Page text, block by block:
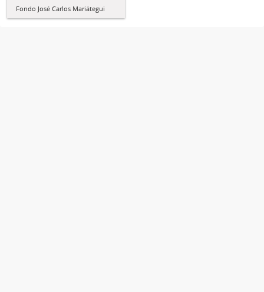
Fondo José Carlos Mariátegui